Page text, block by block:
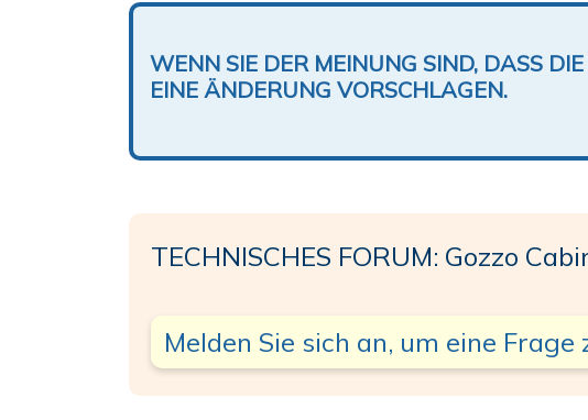
WENN SIE DER MEINUNG SIND, DASS
EINE ÄNDERUNG VORSCHLAGEN.
TECHNISCHES FORUM: Gozzo
Melden Sie sich an, um eine Frage